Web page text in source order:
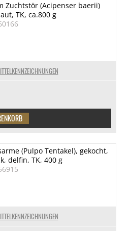
Zuchtstör (Acipenser baerii)
TK, ca.800 g
(Pulpo Tentakel), gekocht,
delfin, TK, 400 g